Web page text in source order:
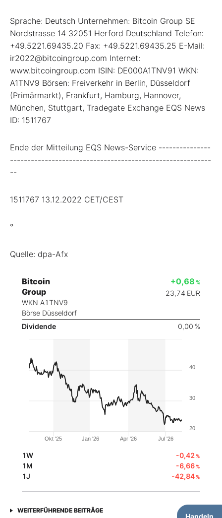
Sprache: Deutsch Unternehmen: Bitcoin Group SE
Nordstrasse 14 32051 Herford Deutschland Telefon:
+49.5221.69435.20 Fax: +49.5221.69435.25 E-Mail:
ir2022@bitcoingroup.com Internet:
www.bitcoingroup.com ISIN: DE000A1TNV91 WKN:
A1TNV9 Börsen: Freiverkehr in Berlin, Düsseldorf
(Primärmarkt), Frankfurt, Hamburg, Hannover,
München, Stuttgart, Tradegate Exchange EQS News
ID: 1511767
Ende der Mitteilung EQS News-Service ---------------
----------------------------------------------------------
--
1511767 13.12.2022 CET/CEST
°
Quelle: dpa-Afx
Bitcoin
Group
WKN A1TNV9
Börse Düsseldorf
+0,68 %
23,74 EUR
Dividende 0,00 %
Handeln
Okt '25 Jan '26 Apr '26 Jul '26
20
30
40
1W -0,42%
1M -6,66%
1J -42,84%
WEITERFÜHRENDE BEITRÄGE